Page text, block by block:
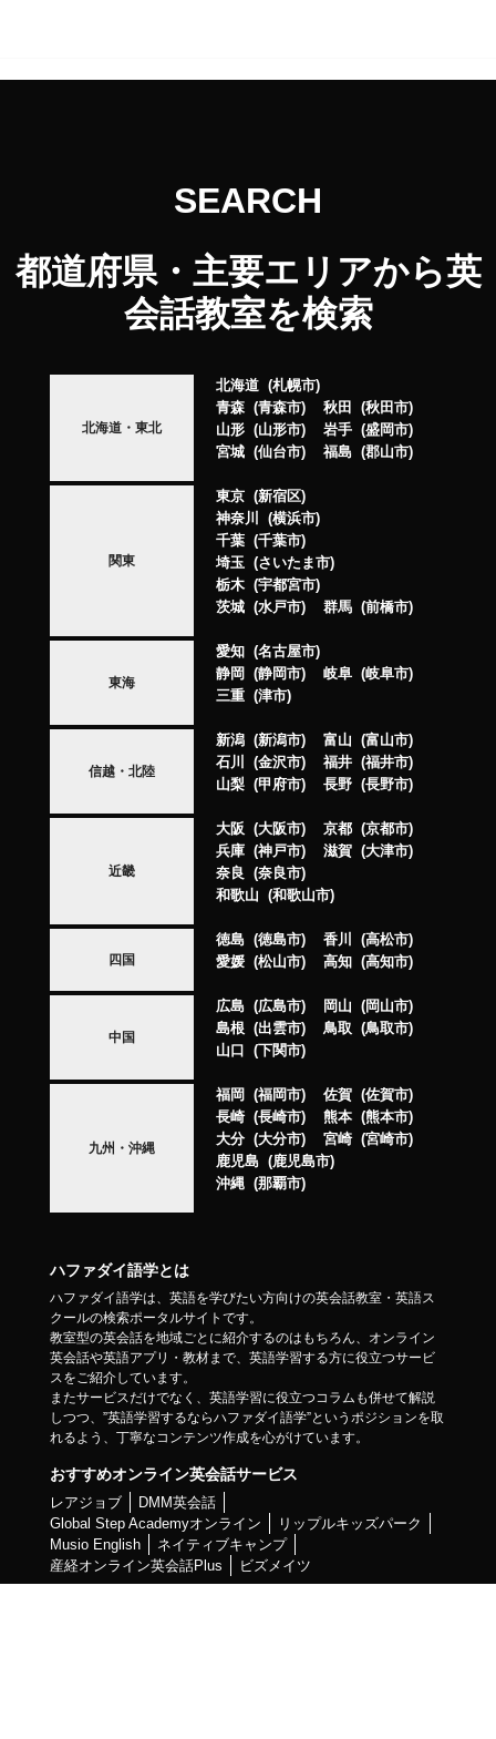
SEARCH
都道府県・主要エリアから英
会話教室を検索
北海道・東北
北海道
札幌市
青森
青森市 秋田
秋田市
山形
山形市 岩手
盛岡市
宮城
仙台市 福島 郡山市
関東
東京
新宿区
神奈川
横浜市
千葉
千葉市
埼玉
さいたま市
栃木
宇都宮市
茨城
水戸市 群馬 前橋市
東海
愛知
名古屋市
静岡
静岡市 岐阜
岐阜市
三重
津市
信越・北陸
新潟 新潟市 富山
富山市
石川
金沢市 福井
福井市
山梨
甲府市 長野 長野市
近畿
大阪 大阪市 京都
京都市
兵庫
神戸市 滋賀
大津市
奈良
奈良市
和歌山
和歌山市
四国
徳島 徳島市 香川
高松市
愛媛
松山市 高知 高知市
中国
広島 広島市 岡山
岡山市
島根
出雲市 鳥取
鳥取市
山口
下関市
九州・沖縄
福岡 福岡市 佐賀
佐賀市
長崎
長崎市 熊本
熊本市
大分
大分市 宮崎
宮崎市
鹿児島
鹿児島市
沖縄
那覇市
ハファダイ語学とは
ハファダイ語学は、英語を学びたい方向けの英会話教室・英語ス
クールの検索ポータルサイトです。
教室型の英会話を地域ごとに紹介するのはもちろん、オンライン
英会話や英語アプリ・教材まで、英語学習する方に役立つサービ
スをご紹介しています。
またサービスだけでなく、英語学習に役立つコラムも併せて解説
しつつ、”英語学習するならハファダイ語学”というポジションを取
れるよう、丁寧なコンテンツ作成を心がけています。
おすすめオンライン英会話サービス
レアジョブ
DMM英会話
Global Step Academyオンライン
リップルキッズパーク
Musio English
ネイティブキャンプ
産経オンライン英会話Plus
ビズメイツ